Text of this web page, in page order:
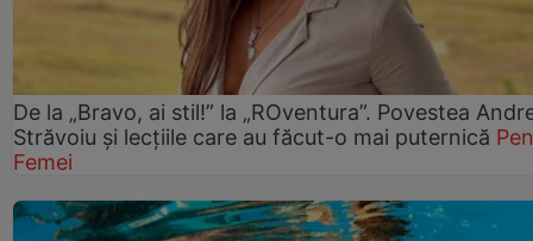
De la „Bravo, ai stil!” la „ROventura”. Povestea
Străvoiu și lecțiile care au făcut-o mai puternică
Femei